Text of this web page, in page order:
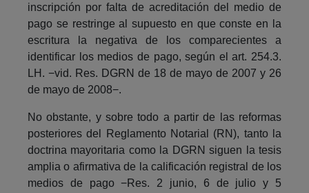
inscripción por falta de acreditación del medio de
pago se restringe al supuesto en que conste en la
escritura la negativa de los comparecientes a
identificar los medios de pago, según el art. 254.3.
LH. −vid. Res. DGRN de 18 de mayo de 2007 y 26
de mayo de 2008−.
No obstante, y sobre todo a partir de las reformas
posteriores del Reglamento Notarial (RN), tanto la
doctrina mayoritaria como la DGRN siguen la tesis
amplia o afirmativa de la calificación registral de los
medios de pago −Res. 2 junio, 6 de julio y 5